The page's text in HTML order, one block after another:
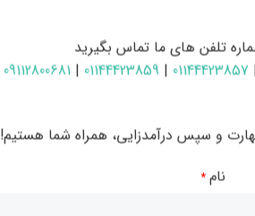
به شما کمک می‌کند تا با زبان
طراحی شده است، از مبتدیان تا
تلفن های ما تماس بگیرید
01144423857
|
01144423859
|
09112800681
و سپس درآمدزایی، همراه شما هستیم!
نام *